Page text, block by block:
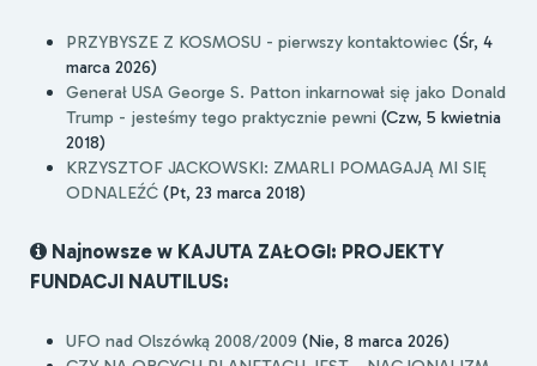
PRZYBYSZE Z KOSMOSU - pierwszy kontaktowiec (Śr, 4
marca 2026)
Generał USA George S. Patton inkarnował się jako Donald
Trump - jesteśmy tego praktycznie pewni (Czw, 5 kwietnia
2018)
KRZYSZTOF JACKOWSKI: ZMARLI POMAGAJĄ MI SIĘ
ODNALEŹĆ (Pt, 23 marca 2018)
Najnowsze w KAJUTA ZAŁOGI: PROJEKTY
FUNDACJI NAUTILUS:
UFO nad Olszówką 2008/2009 (Nie, 8 marca 2026)